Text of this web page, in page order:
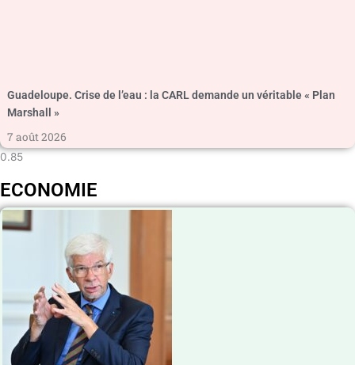
Guadeloupe. Crise de l’eau : la CARL demande un véritable « Plan
Marshall »
7 août 2026
ECONOMIE